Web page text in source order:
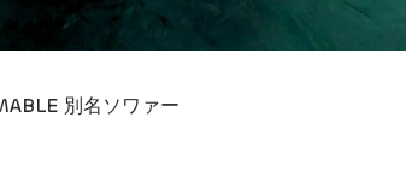
別名ソワァー